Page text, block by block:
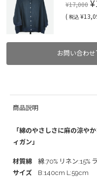
¥17,000
( 税込
お問い合わ
商品説明
「綿のやさしさに麻の涼や
ィガン」
材質綿
綿:70% リネン:15%
サイズ
B:140cm L:59cm